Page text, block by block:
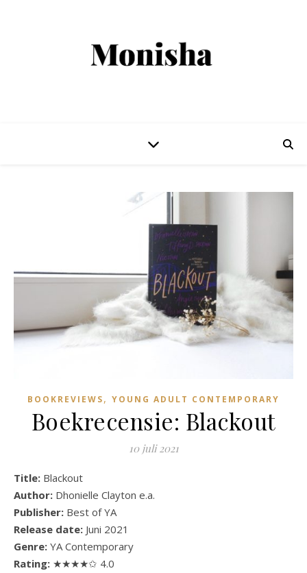
BOOKREVIEWS, YOUNG ADULT CONTEMPORARY
Boekrecensie: Blackout
10 juli 2021
Title: Blackout
Author: Dhonielle Clayton e.a.
Publisher: Best of YA
Release date: Juni 2021
Genre: YA Contemporary
Rating: ★★★★✩ 4.0